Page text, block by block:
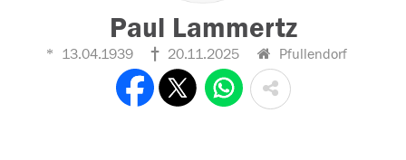
Paul Lammertz
13.04.1939 20.11.2025 Pfullendorf